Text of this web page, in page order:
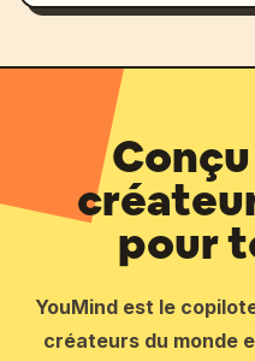
pour
YouMind est le
créateurs du monde